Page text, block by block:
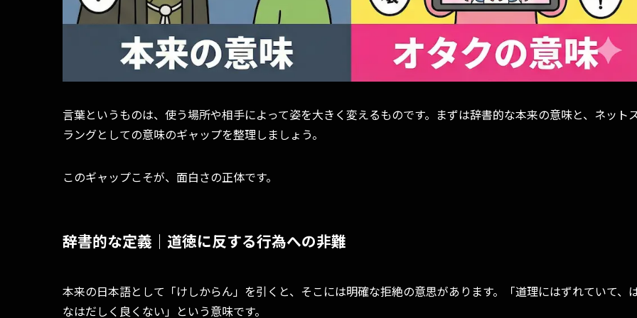
言葉というものは、使う場所や相手によって姿を大きく変えるものです。まずは辞書的な本来の意味と、ネット
ラングとしての意味のギャップを整理しましょう。
このギャップこそが、面白さの正体です。
辞書的な定義｜道徳に反する行為への非難
本来の日本語として「けしからん」を引くと、そこには明確な拒絶の意思があります。「道理にはずれていて、
なはだしく良くない」という意味です。